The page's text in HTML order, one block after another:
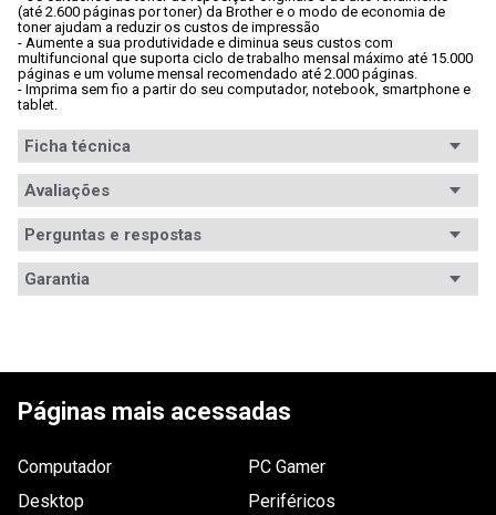
(até 2.600 páginas por toner) da Brother e o modo de economia de
toner ajudam a reduzir os custos de impressão
- Aumente a sua produtividade e diminua seus custos com
multifuncional que suporta ciclo de trabalho mensal máximo até 15.000
páginas e um volume mensal recomendado até 2.000 páginas.
- Imprima sem fio a partir do seu computador, notebook, smartphone e
tablet.
Ficha técnica
Conteúdo da
embalagem
- 1x Cartucho de toner
- 1x Unidade de cilindro DR-B021
- 1x Cabo de alimentação CA
Multifuncional
Voltagem 127V
Cor
Conexão RJ-45, USB, Wireless
Avaliações
Avaliações
ESCREVER AVALIAÇÃO
Perguntas e respostas
Garantia
maiores informações, entre em contato com o
www.waz.com.br/garantia
Páginas mais acessadas
Computador
Desktop
PC Gamer
Periféricos